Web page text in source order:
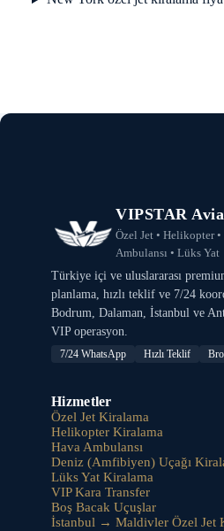
VIPSTAR
Özel Jet • Helikopter •
Ambulansı • Lüks Yat
Türkiye içi ve uluslararası
planlama, hızlı teklif ve 7/24
Bodrum, Dalaman, İstanbul ve
VIP operasyon.
7/24 WhatsApp Hızlı Teklif
Hizmetler
Özel Jet Kiralama
Helikopter Kiralama
Hava Ambulansı
Deniz (Amfibiyen) Uçağı
Lüks Yat Kiralama
VIP Kara Transfer
Boş Bacak Uçuşlar
İstanbul → Maldivler Özel Jet